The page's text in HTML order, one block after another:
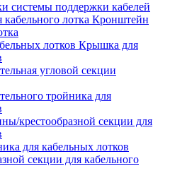
системы поддержки кабелей
Кронштейн
Крышка для
угловой секции
тройника для
крестообразной секции для
для кабельных лотков